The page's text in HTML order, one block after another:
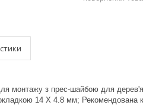
монтажу з прес-шайбою для
14 Х 4.8 мм; Рекомендована